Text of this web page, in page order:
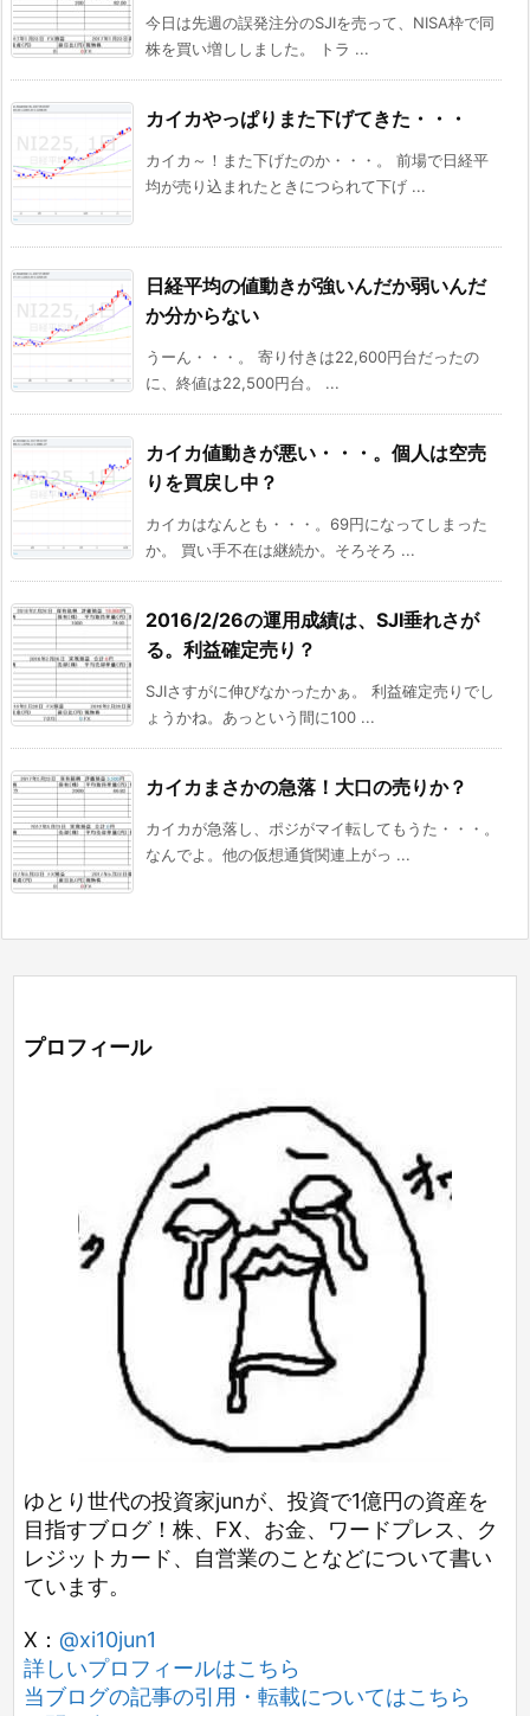
今日は先週の誤発注分のSJIを売って、NISA枠で同
株を買い増ししました。 トラ ...
カイカやっぱりまた下げてきた・・・
カイカ～！また下げたのか・・・。 前場で日経平
均が売り込まれたときにつられて下げ ...
日経平均の値動きが強いんだか弱いんだ
か分からない
うーん・・・。 寄り付きは22,600円台だったの
に、終値は22,500円台。 ...
カイカ値動きが悪い・・・。個人は空売
りを買戻し中？
カイカはなんとも・・・。69円になってしまった
か。 買い手不在は継続か。そろそろ ...
2016/2/26の運用成績は、SJI垂れさが
る。利益確定売り？
SJIさすがに伸びなかったかぁ。 利益確定売りでし
ょうかね。あっという間に100 ...
カイカまさかの急落！大口の売りか？
カイカが急落し、ポジがマイ転してもうた・・・。
なんでよ。他の仮想通貨関連上がっ ...
プロフィール
ゆとり世代の投資家junが、投資で1億円の資産を
目指すブログ！株、FX、お金、ワードプレス、ク
レジットカード、自営業のことなどについて書い
ています。
X： @xi10jun1
詳しいプロフィールはこちら
当ブログの記事の引用・転載についてはこちら